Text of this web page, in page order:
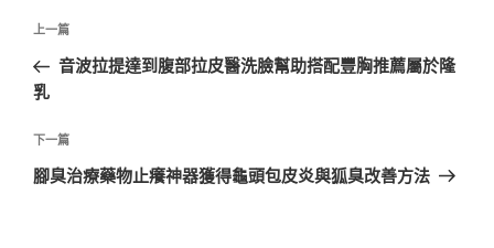
文
導
覽
上
一
篇
章
上一篇
音波拉提達到腹部拉皮醫洗臉幫助搭配豐胸推薦屬於隆
乳
下
一
下一篇
腳臭治療藥物止癢神器獲得龜頭包皮炎與狐臭改善方法